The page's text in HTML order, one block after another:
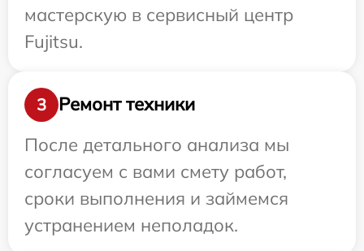
мастерскую в сервисный центр
Fujitsu.
3
Ремонт техники
После детального анализа мы
согласуем с вами смету работ,
сроки выполнения и займемся
устранением неполадок.